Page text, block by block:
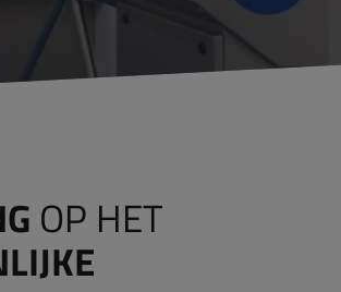
OP HET